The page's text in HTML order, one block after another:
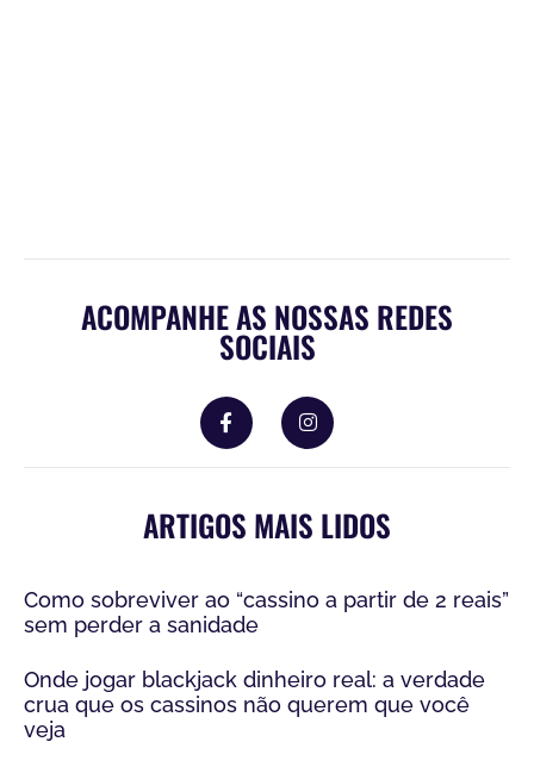
ACOMPANHE AS NOSSAS REDES
SOCIAIS
ARTIGOS MAIS LIDOS
Como sobreviver ao “cassino a partir de 2 reais”
sem perder a sanidade
Onde jogar blackjack dinheiro real: a verdade
crua que os cassinos não querem que você
veja